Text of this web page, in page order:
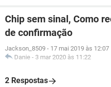
Chip sem sinal, Como
de confirmação
Jackson_8509 - 17 mai 2019 às 12:07
Danie - 3 mar 2020 às 11:22
2 Respostas